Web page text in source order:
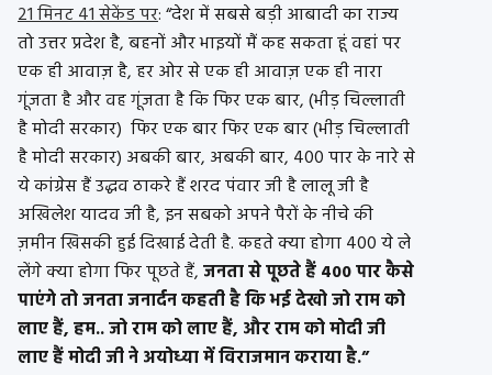
21 मिनट 41 सेकेंड पर: “देश में सबसे बड़ी आबादी का राज्य
तो उत्तर प्रदेश है, बहनों और भाइयों मैं कह सकता हूं वहां पर
एक ही आवाज़ है, हर ओर से एक ही आवाज़ एक ही नारा
गूंजता है और वह गूंजता है कि फिर एक बार, (भीड़ चिल्लाती
है मोदी सरकार) फिर एक बार फिर एक बार (भीड़ चिल्लाती
है मोदी सरकार) अबकी बार, अबकी बार, 400 पार के नारे से
ये कांग्रेस हैं उद्धव ठाकरे हैं शरद पंवार जी है लालू जी है
अखिलेश यादव जी है, इन सबको अपने पैरों के नीचे की
ज़मीन खिसकी हुई दिखाई देती है. कहते क्या होगा 400 ये ले
लेंगे क्या होगा फिर पूछते हैं,जनता से पूछते हैं 400 पार कैसे
पाएंगे तो जनता जनार्दन कहती है कि भई देखो जो राम को
लाए हैं, हम.. जो राम को लाए हैं, और राम को मोदी जी
लाए हैं मोदी जी ने अयोध्या में विराजमान कराया है.”